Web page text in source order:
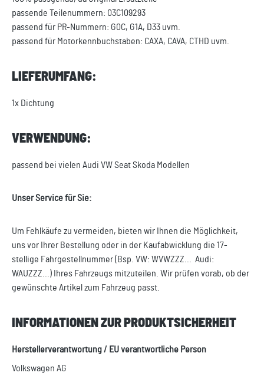
passende Teilenummern: 03C109293
passend für PR-Nummern: G0C, G1A, D33 uvm.
passend für Motorkennbuchstaben: CAXA, CAVA, CTHD uvm.
LIEFERUMFANG:
1x Dichtung
VERWENDUNG:
passend bei vielen Audi VW Seat Skoda Modellen
Unser Service für Sie:
Um Fehlkäufe zu vermeiden, bieten wir Ihnen die Möglichkeit,
uns vor Ihrer Bestellung oder in der Kaufabwicklung die 17-
stellige Fahrgestellnummer (Bsp. VW: WVWZZZ... Audi:
WAUZZZ...) Ihres Fahrzeugs mitzuteilen. Wir prüfen vorab, ob der
gewünschte Artikel zum Fahrzeug passt.
INFORMATIONEN ZUR PRODUKTSICHERHEIT
Herstellerverantwortung / EU verantwortliche Person
Volkswagen AG